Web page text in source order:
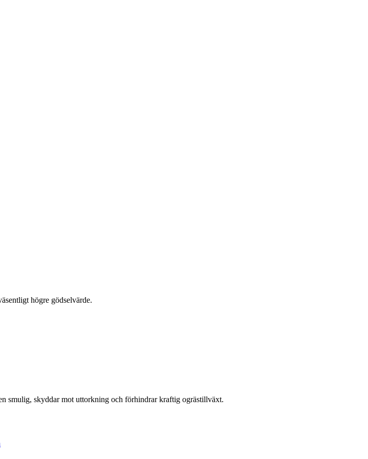
högre gödselvärde.
smulig, skyddar mot uttorkning och förhindrar kraftig ogrästillväxt.